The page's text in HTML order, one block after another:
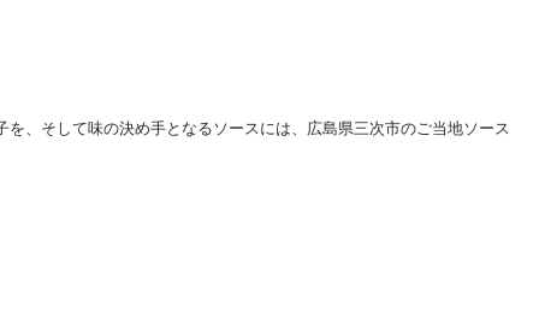
、そして味の決め手となるソースには、広島県三次市のご当地ソース